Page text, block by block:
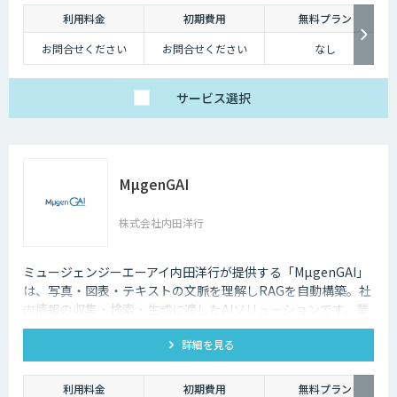
利用料金 初期費用
無料プラン
お問合せください
お問合せください なし
サービス選択
MµgenGAI
株式会社内田洋行
ミュージェンジーエーアイ内田洋行が提供する「MµgenGAI」
は、写真・図表・テキストの文脈を理解しRAGを自動構築。社
内情報の収集・検索・生成に適したAIソリューションです。業
種を問わず業務効率とナレッジ活用を支援します。
詳細を見る
利用料金 初期費用
無料プラン